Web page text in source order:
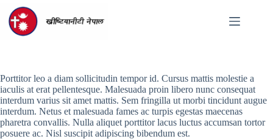
content
Porttitor leo a diam sollicitudin tempor id. Cursus mattis molestie a
iaculis at erat pellentesque. Malesuada proin libero nunc consequat
interdum varius sit amet mattis. Sem fringilla ut morbi tincidunt augue
interdum. Netus et malesuada fames ac turpis egestas maecenas
pharetra convallis. Nulla aliquet porttitor lacus luctus accumsan tortor
posuere ac. Nisl suscipit adipiscing bibendum est.